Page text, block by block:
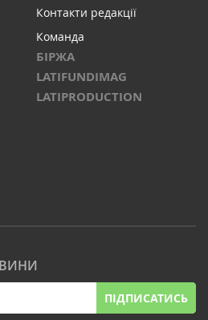
Контакти редакції
Команда
БІРЖА
LATIFUNDIMAG
LATIPRODUCTION
ПІДПИСАТИСЬ